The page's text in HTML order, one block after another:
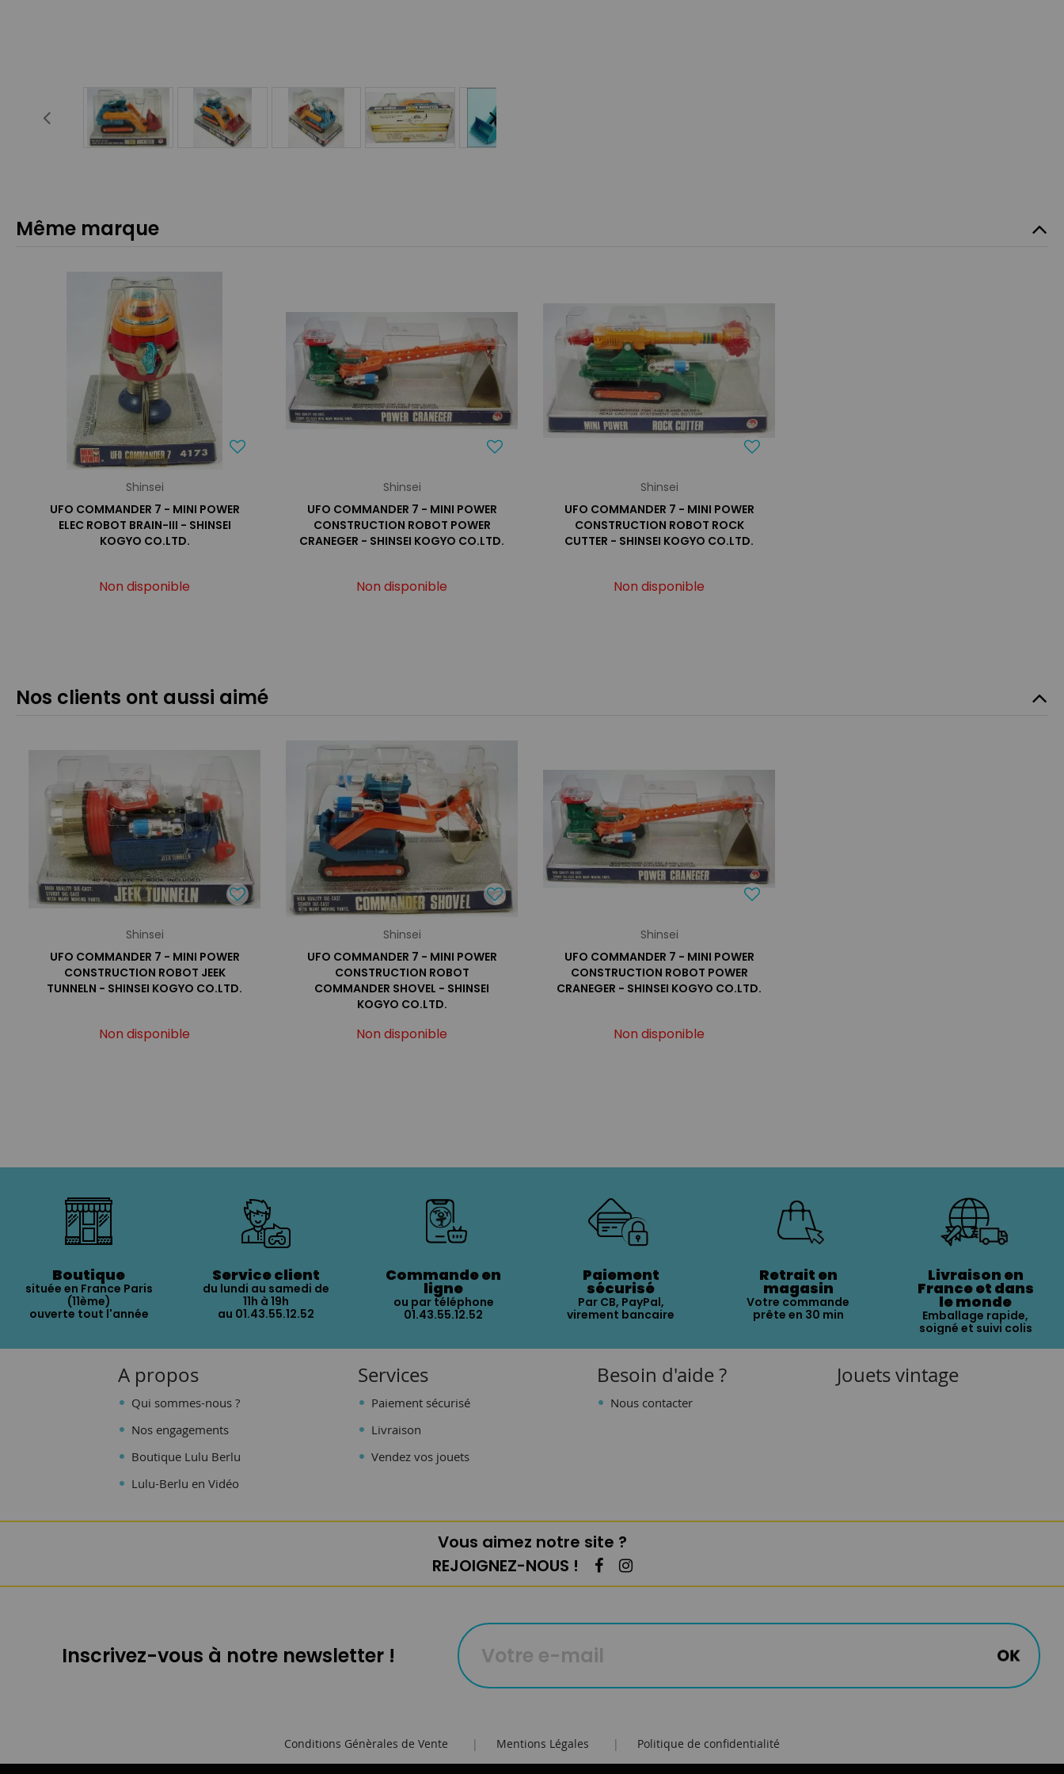
Même marque
Shinsei
UFO COMMANDER 7 - MINI POWER
ELEC ROBOT BRAIN-III - SHINSEI
KOGYO CO.LTD.
Non disponible
Shinsei
UFO COMMANDER 7 - MINI POWER
CONSTRUCTION ROBOT POWER
CRANEGER - SHINSEI KOGYO CO.LTD.
Non disponible
Shinsei
UFO COMMANDER 7 - MINI POWER
CONSTRUCTION ROBOT ROCK
CUTTER - SHINSEI KOGYO CO.LTD.
Non disponible
Nos clients ont aussi aimé
Shinsei
UFO COMMANDER 7 - MINI POWER
CONSTRUCTION ROBOT JEEK
TUNNELN - SHINSEI KOGYO CO.LTD.
Non disponible
Shinsei
UFO COMMANDER 7 - MINI POWER
CONSTRUCTION ROBOT
COMMANDER SHOVEL - SHINSEI
KOGYO CO.LTD.
Non disponible
Shinsei
UFO COMMANDER 7 - MINI POWER
CONSTRUCTION ROBOT POWER
CRANEGER - SHINSEI KOGYO CO.LTD.
Non disponible
Boutique
située en France Paris
(11ème)
ouverte tout l'année
Service client
du lundi au samedi de
11h à 19h
au 01.43.55.12.52
Commande en
ligne
ou par téléphone
01.43.55.12.52
Paiement
sécurisé
Par CB, PayPal,
virement bancaire
Retrait en
magasin
Votre commande
prête en 30 min
Livraison en
France et dans
le monde
Emballage rapide,
soigné et suivi colis
A propos
Qui sommes-nous ?
Nos engagements
Boutique Lulu Berlu
Lulu-Berlu en Vidéo
Services
Paiement sécurisé
Livraison
Vendez vos jouets
Besoin d'aide ?
Nous contacter
Jouets vintage
Vous aimez notre site ?
REJOIGNEZ-NOUS !
Inscrivez-vous à notre newsletter !
Conditions Génèrales de Vente | Mentions Légales | Politique de confidentialité